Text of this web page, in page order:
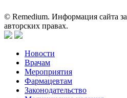
© Remedium. Информация сайта
авторских правах.
Новости
Врачам
Мероприятия
Фармацевтам
Законодательство